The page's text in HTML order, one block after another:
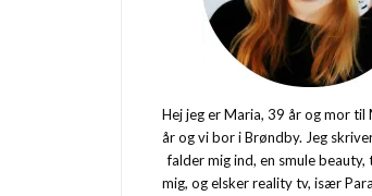
Hej jeg er Maria, 39 år og mor til
år og vi bor i Brøndby. Jeg
falder mig ind, en smule
mig, og elsker reality tv, især